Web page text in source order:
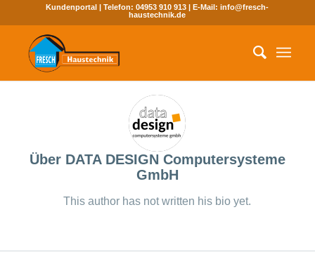
Kundenportal | Telefon:04953 910 913 | E-Mail:info@fresch-
haustechnik.de
Über DATA DESIGN Computersysteme
GmbH
This author has not written his bio yet.